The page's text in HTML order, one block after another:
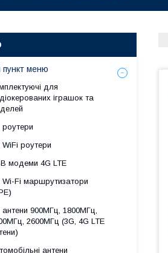
меню
для
іграшок та
роутери
WiFi роутери
модеми 4G LTE
Wi-Fi маршрутизатори
антени 900МГц, 1800МГц,
2600МГц (3G, 4G LTE
антени